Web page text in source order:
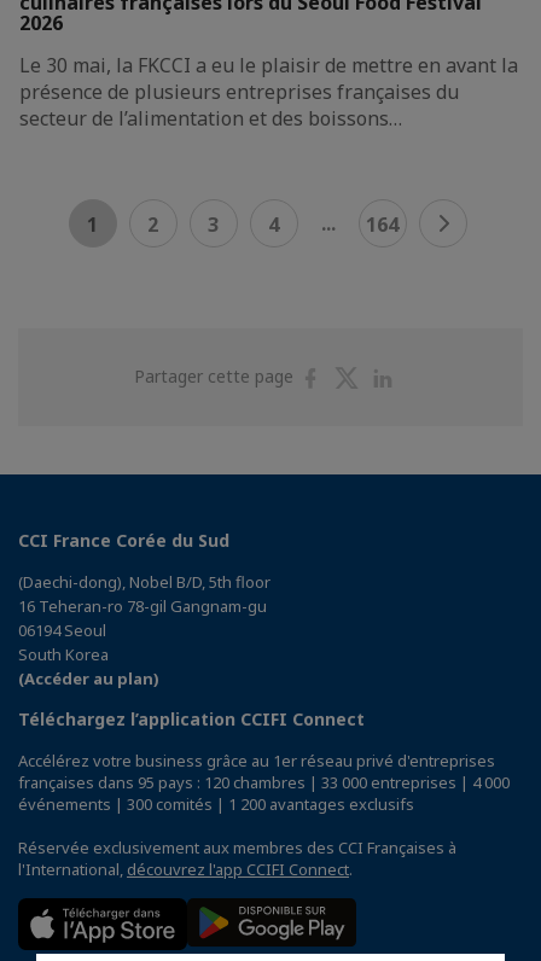
2026
Le 30 mai, la FKCCI a eu le plaisir de mettre en avant la
présence de plusieurs entreprises françaises du
secteur de l’alimentation et des boissons…
1 2 3 4 ... 164
Partager cette page
PartagerPartager
CCI France Corée du Sud
(Daechi-dong), Nobel B/D, 5th floor
16 Teheran-ro 78-gil Gangnam-gu
06194 Seoul
South Korea
(Accéder au plan)
Téléchargez l’application CCIFI Connect
Accélérez votre business grâce au 1er réseau privé d'entreprises
françaises dans 95 pays : 120 chambres | 33 000 entreprises | 4 000
événements | 300 comités | 1 200 avantages exclusifs
Réservée exclusivement aux membres des CCI Françaises à
l'International, découvrez l'app CCIFI Connect.